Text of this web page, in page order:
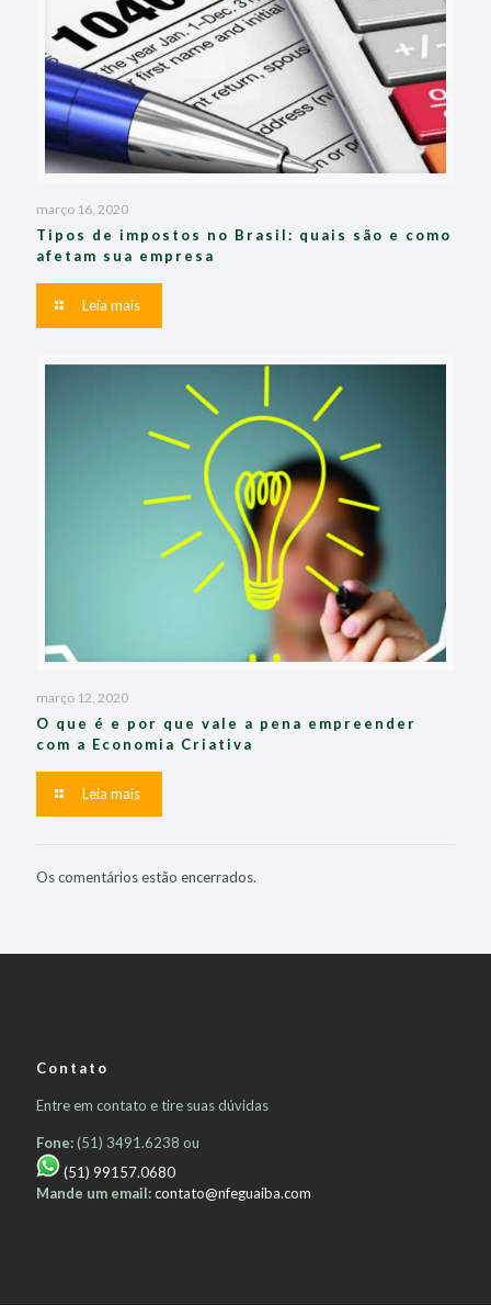
março 16, 2020
Tipos de impostos no Brasil: quais são e como
afetam sua empresa
Leia mais
março 12, 2020
O que é e por que vale a pena empreender
com a Economia Criativa
Leia mais
Os comentários estão encerrados.
Contato
Entre em contato e tire suas dúvidas
Fone:(51) 3491.6238 ou
(51) 99157.0680
Mande um email:contato@nfeguaiba.com